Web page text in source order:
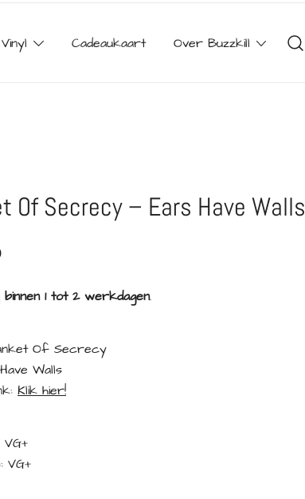
Cadeaukaart Over Buzzkill
Of Secrecy – Ears Have Walls
binnen 1 tot 2 werkdagen.
Of Secrecy
Walls
Klik hier!
VG+